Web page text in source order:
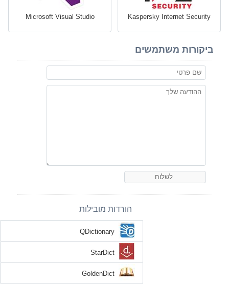
Kaspersky Internet Security
Microsoft Visual Studio
ביקורות משתמשים
הורדות מובילות
QDictionary
StarDict
GoldenDict